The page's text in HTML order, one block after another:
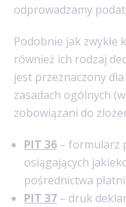
odprowadzamy
Podobnie jak
również ich rodzaj
jest przeznaczony
zasadach ogólnych
zobowiązani do
PIT 36 – formularz
osiągających
pośrednictwa
PIT 37 – druk